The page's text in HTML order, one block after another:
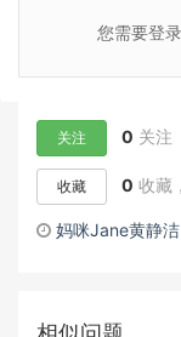
您需要登
关注 0 关注
收藏 0 收藏，
妈咪Jane黄静洁